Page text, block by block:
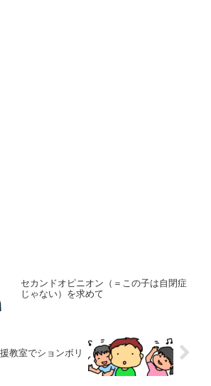
セカンドオピニオン（＝この子は自閉症
じゃない）を求めて
教室でションボリ